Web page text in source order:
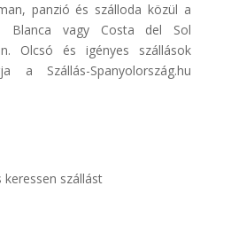
panzió és szálloda közül a
Blanca vagy Costa del Sol
Olcsó és igényes szállások
a Szállás-Spanyolország.hu
szállást